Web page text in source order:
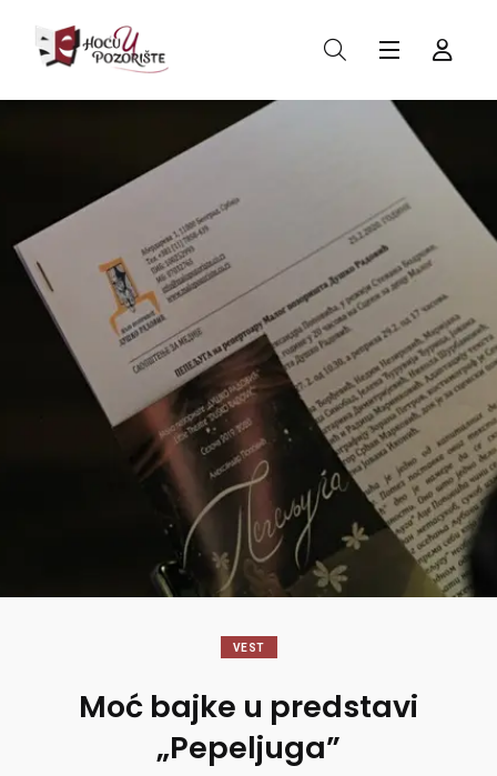
VEST
Moć bajke u predstavi
„Pepeljuga”